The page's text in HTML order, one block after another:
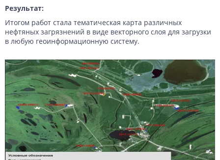
Результат:
Итогом работ стала тематическая карта различных
нефтяных загрязнений в виде векторного слоя для загрузки
в любую геоинформационную систему.